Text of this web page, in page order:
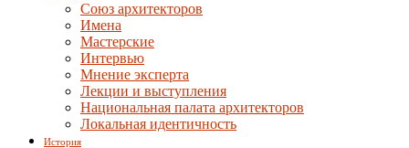
Союз архитекторов
Имена
Мастерские
Интервью
Мнение эксперта
Лекции и выступления
Национальная палата архитекторов
Локальная идентичность
История